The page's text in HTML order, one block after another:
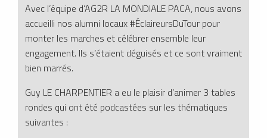
Avec l’équipe d’AG2R LA MONDIALE PACA, nous avons
accueilli nos alumni locaux #ÉclaireursDuTour pour
monter les marches et célébrer ensemble leur
engagement. Ils s’étaient déguisés et ce sont vraiment
bien marrés.
Guy LE CHARPENTIER a eu le plaisir d’animer 3 tables
rondes qui ont été podcastées sur les thématiques
suivantes :